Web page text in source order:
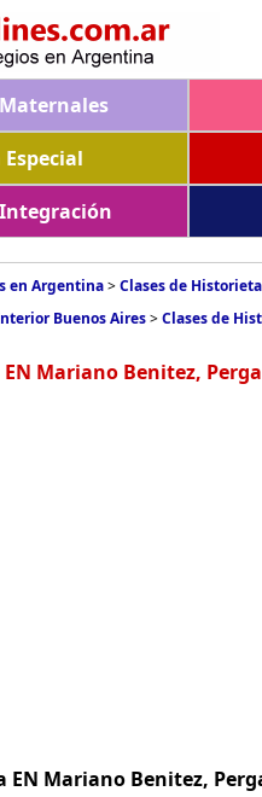
en Argentina>Clases de
Buenos Aires>Clases de
Mariano Benitez,
EN Mariano Benitez,